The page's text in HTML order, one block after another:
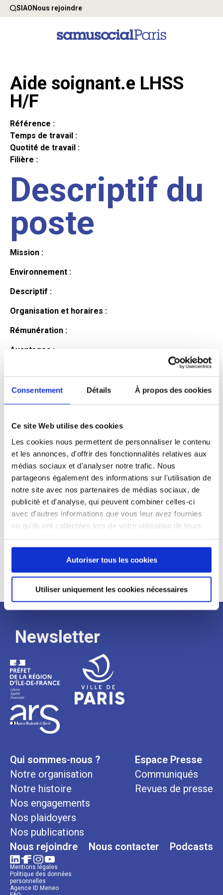
Consentement Détails À propos des cookies
Ce site Web utilise des cookies
Les cookies nous permettent de personnaliser le contenu
et les annonces, d'offrir des fonctionnalités relatives aux
médias sociaux et d'analyser notre trafic. Nous
partageons également des informations sur l'utilisation de
notre site avec nos partenaires de médias sociaux, de
publicité et d'analyse, qui peuvent combiner celles-ci
avec d'autres informations que vous leur avez fournies
ou qu'ils ont collectées lors de votre utilisation de leurs
continuez à utiliser notre site Web.
Autoriser tous les cookies
Utiliser uniquement les cookies nécessaires
SIAONous rejoindre
Aide soignant.e LHSS
H/F
Référence :
Temps de travail :
Quotité de travail :
Filière :
Descriptif du
poste
Mission :
Environnement :
Descriptif :
Organisation et horaires :
Rémunération :
Avantages :
Profil du
candidat
Qualifications et diplômes :
Profil recherché :
Expérience :
Processus
de
recrutement
Newsletter
Qui sommes-nous ?
Notre organisation
Notre histoire
Nos engagements
Nos plaidoyers
Nos publications
Espace Presse
Communiqués
Revues de presse
Nous rejoindre Nous contacter Podcasts
Mentions légales
Politique des données
personnelles
Agence ID Meneo